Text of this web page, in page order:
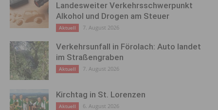
Landesweiter Verkehrsschwerpunkt
Alkohol und Drogen am Steuer
Aktuell 7. August 2026
Verkehrsunfall in Förolach: Auto landet
im Straßengraben
Aktuell 7. August 2026
Kirchtag in St. Lorenzen
Aktuell 6. August 2026